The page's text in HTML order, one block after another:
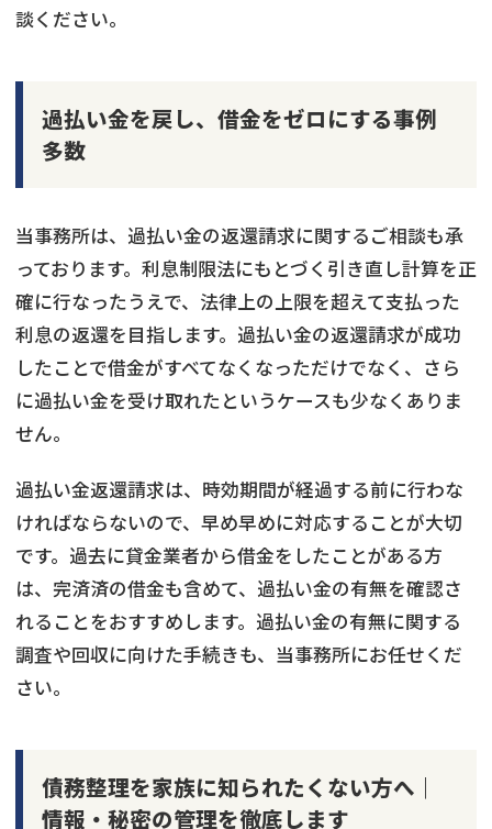
談ください。
過払い金を戻し、借金をゼロにする事例
多数
当事務所は、過払い金の返還請求に関するご相談も承
っております。利息制限法にもとづく引き直し計算を正
確に行なったうえで、法律上の上限を超えて支払った
利息の返還を目指します。過払い金の返還請求が成功
したことで借金がすべてなくなっただけでなく、さら
に過払い金を受け取れたというケースも少なくありま
せん。
過払い金返還請求は、時効期間が経過する前に行わな
ければならないので、早め早めに対応することが大切
です。過去に貸金業者から借金をしたことがある方
は、完済済の借金も含めて、過払い金の有無を確認さ
れることをおすすめします。過払い金の有無に関する
調査や回収に向けた手続きも、当事務所にお任せくだ
さい。
債務整理を家族に知られたくない方へ｜
情報・秘密の管理を徹底します